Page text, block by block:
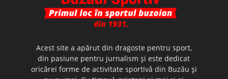
Acest site a apărut din dragoste pentru sport,
din pasiune pentru jurnalism şi este dedicat
oricărei forme de activitate sportivă din Buzău şi